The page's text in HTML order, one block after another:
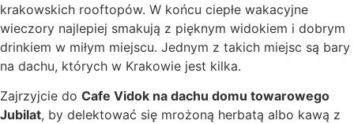
krakowskich rooftopów. W końcu ciepłe wakacyjne
wieczory najlepiej smakują z pięknym widokiem i dobrym
drinkiem w miłym miejscu. Jednym z takich miejsc są bary
na dachu, których w Krakowie jest kilka.
Zajrzyjcie do Cafe Vidok na dachu domu towarowego
Jubilat, by delektować się mrożoną herbatą albo kawą z